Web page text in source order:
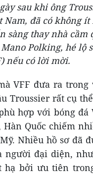
sau khi ông
Nam, đã có không
sàng thay nhà
Polking, hé lộ
nếu có lời mời.
VFF đưa ra
Troussier rất cụ
hợp với bóng đá
Hàn Quốc chiếm
Nhiều hồ sơ đã
người đại diện,
hạ bởi ưu tiên